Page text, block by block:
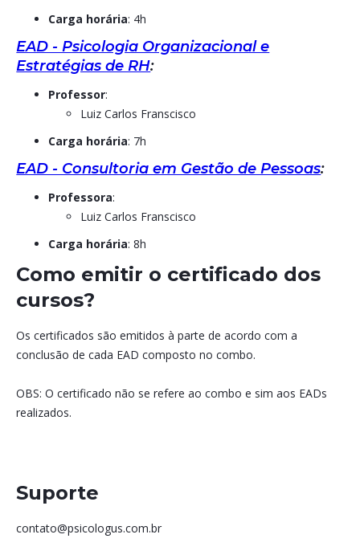
Carga horária: 4h
EAD - Psicologia Organizacional e
Estratégias de RH:
Professor:
Luiz Carlos Franscisco
Carga horária: 7h
EAD - Consultoria em Gestão de Pessoas:
Professora:
Luiz Carlos Franscisco
Carga horária: 8h
Como emitir o certificado dos
cursos?
Os certificados são emitidos à parte de acordo com a
conclusão de cada EAD composto no combo.
OBS: O certificado não se refere ao combo e sim aos EADs
realizados.
Suporte
contato@psicologus.com.br